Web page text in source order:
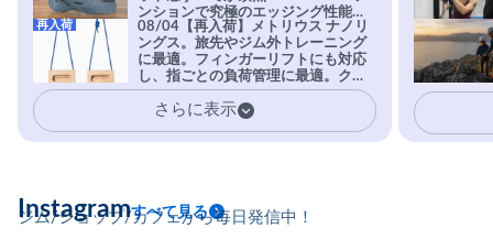
ンションで究極のエッジング性能を
実現。進化系ラバーEvo-74はTRAX
を凌駕する粘着力で極小ホールドに
安心感。
08/04【再入荷】メトリウス ナノリ
ングス。旅先やジム外トレーニング
に最適。フィンガーリフトにも対応
し、指ごとの負荷管理に最適。クラ
イマーの指を本気で鍛えるギア。
再入荷
さらに表示
ジム/ショップ/カフェから毎日発信中！
Instagramすべて見る